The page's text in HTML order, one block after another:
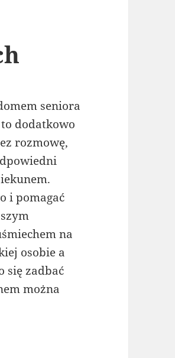
seniora
dodatkowo
rozmowę,
i pomagać
na
osobie a
się zadbać
można